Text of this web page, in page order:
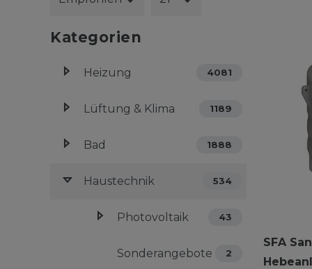
Kategorien
Heizung 4081
Lüftung & Klima 1189
Bad 1888
Haustechnik 534
Photovoltaik 43
Sonderangebote 2
SFA